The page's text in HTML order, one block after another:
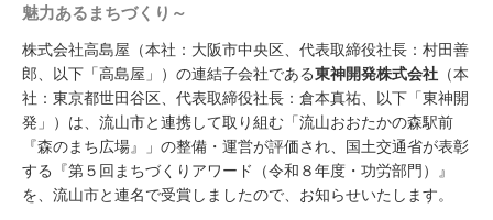
魅力あるまちづくり～
株式会社高島屋（本社：大阪市中央区、代表取締役社長：村田善
郎、以下「高島屋」）の連結子会社である東神開発株式会社 （本
社：東京都世田谷区、代表取締役社長：倉本真祐、以下「東神開
発」）は、流山市と連携して取り組む「流山おおたかの森駅前
『森のまち広場』」の整備・運営が評価され、国土交通省が表彰
する『第５回まちづくりアワード（令和８年度・功労部門）』
を、流山市と連名で受賞しましたので、お知らせいたします。